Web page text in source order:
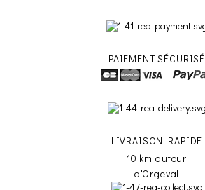
PAIEMENT SÉCURISÉ
LIVRAISON RAPIDE
10 km autour
d'Orgeval